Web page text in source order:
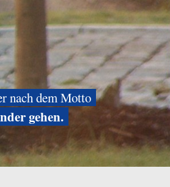
nach dem Motto
gehen.